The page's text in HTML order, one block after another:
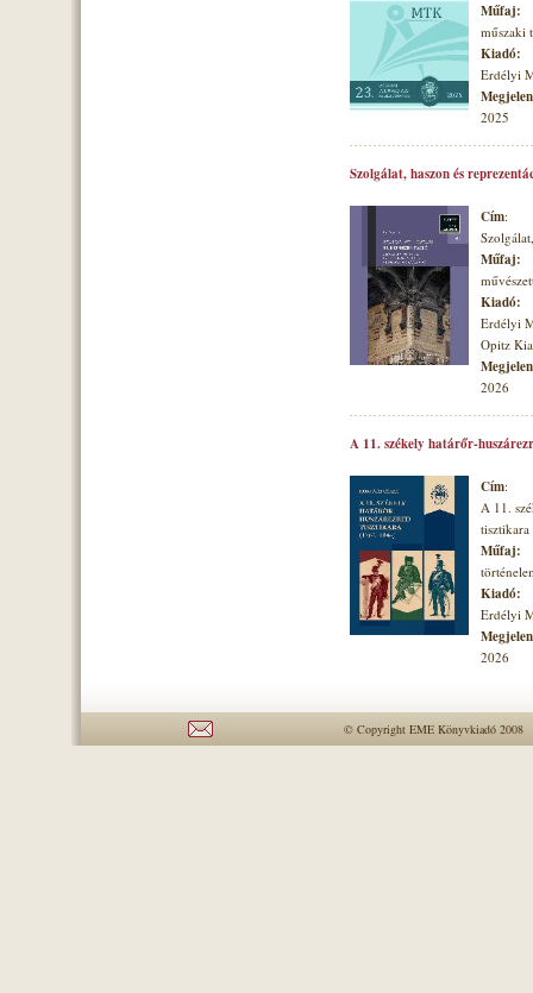
Műfaj:
műszaki
Kiadó:
Erdélyi
2025
Szolgálat, haszon és
Cím:
Műfaj:
Kiadó:
Erdélyi
Opitz
2026
A 11. székely határőr-
Cím:
A 11.
tisztikara
Műfaj:
Kiadó:
Erdélyi
2026
© Copyright EME Könyvkiadó 2008